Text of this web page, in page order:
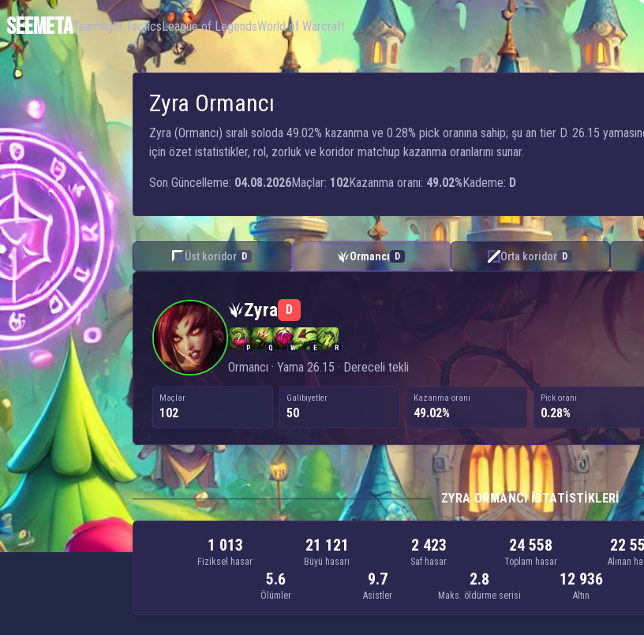
SEEMETATeamfight TacticsLeague of LegendsWorld of Warcraft
Zyra Ormancı
Zyra (Ormancı) sıralı soloda 49.02% kazanma ve 0.28% pick oranına sahip; şu an tier D. 26.15
için özet istatistikler, rol, zorluk ve koridor matchup kazanma oranlarını sunar.
Son Güncelleme: 04.08.2026Maçlar: 102Kazanma oranı: 49.02%Kademe: D
Üst koridor D Ormancı D Orta koridor D
Zyra — Ormancı
Zyra D
P Q W E R
Ormancı · Yama 26.15 · Dereceli tekli
Maçlar
102
Galibiyetler
50
Kazanma oranı
49.02%
Pick oranı
0.28%
ZYRA ORMANCI ISTATISTIKLERI
1 013
Fiziksel hasar
21 121
Büyü hasarı
2 423
Saf hasar
24 558
Toplam hasar
22
Alınan
5.6
Ölümler
9.7
Asistler
2.8
Maks. öldürme serisi
12 936
Altın